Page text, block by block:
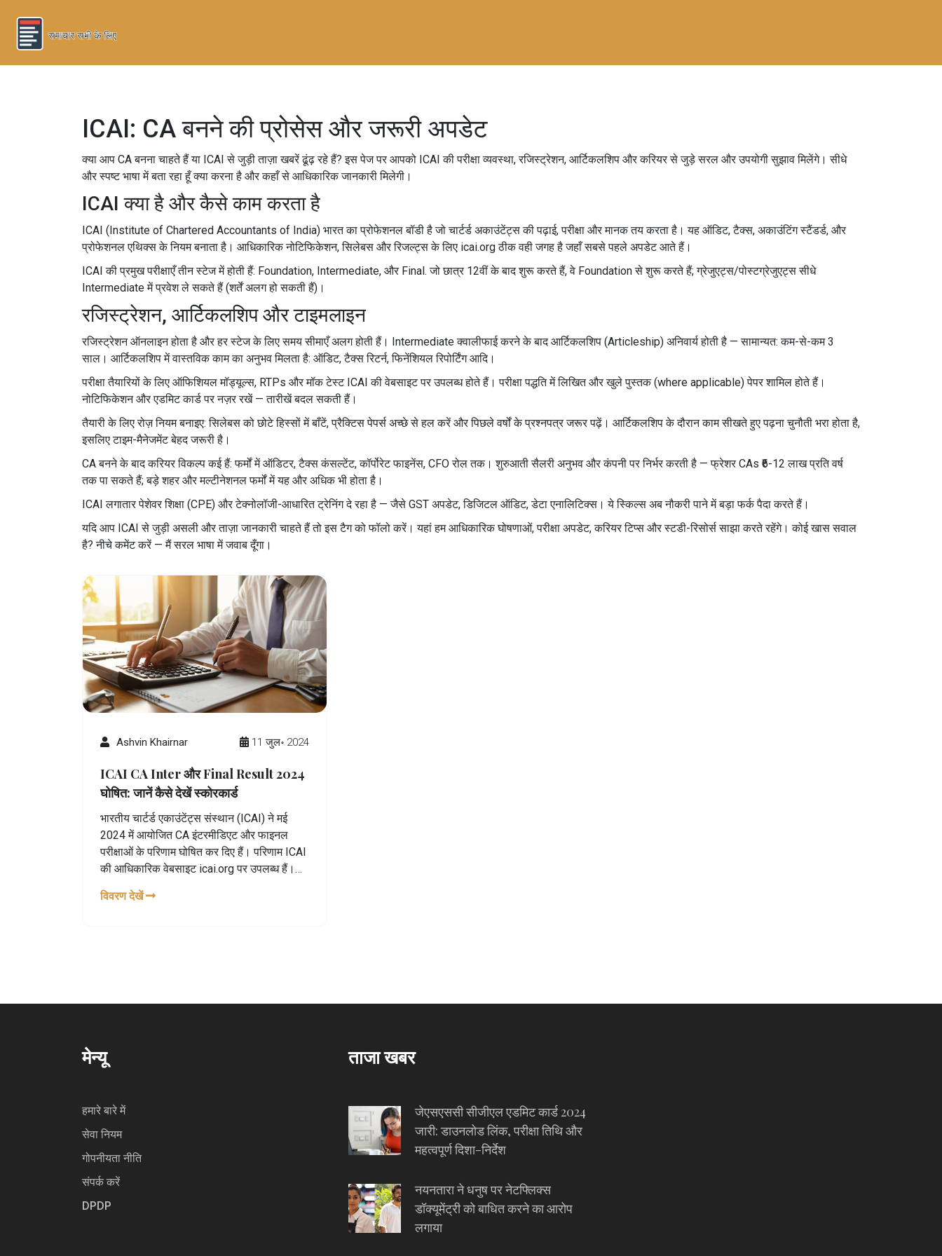
ICAI: CA बनने की प्रोसेस और जरूरी अपडेट
क्या आप CA बनना चाहते हैं या ICAI से जुड़ी ताज़ा खबरें ढूंढ़ रहे हैं? इस पेज पर आपको ICAI की परीक्षा व्यवस्था, रजिस्ट्रेशन, आर्टिकलशिप और करियर से जुड़े सरल और उपयोगी सुझाव मिलेंगे। सीधे
और स्पष्ट भाषा में बता रहा हूँ क्या करना है और कहाँ से आधिकारिक जानकारी मिलेगी।
ICAI क्या है और कैसे काम करता है
ICAI (Institute of Chartered Accountants of India) भारत का प्रोफेशनल बॉडी है जो चार्टर्ड अकाउंटेंट्स की पढ़ाई, परीक्षा और मानक तय करता है। यह ऑडिट, टैक्स, अकाउंटिंग स्टैंडर्ड, और
प्रोफेशनल एथिक्स के नियम बनाता है। आधिकारिक नोटिफिकेशन, सिलेबस और रिजल्ट्स के लिए icai.org ठीक वही जगह है जहाँ सबसे पहले अपडेट आते हैं।
ICAI की प्रमुख परीक्षाएँ तीन स्टेज में होती हैं: Foundation, Intermediate, और Final. जो छात्र 12वीं के बाद शुरू करते हैं, वे Foundation से शुरू करते हैं; ग्रेजुएट्स/पोस्टग्रेजुएट्स सीधे
Intermediate में प्रवेश ले सकते हैं (शर्तें अलग हो सकती हैं)।
रजिस्ट्रेशन, आर्टिकलशिप और टाइमलाइन
रजिस्ट्रेशन ऑनलाइन होता है और हर स्टेज के लिए समय सीमाएँ अलग होती हैं। Intermediate क्वालीफाई करने के बाद आर्टिकलशिप (Articleship) अनिवार्य होती है — सामान्यत: कम-से-कम 3
साल। आर्टिकलशिप में वास्तविक काम का अनुभव मिलता है: ऑडिट, टैक्स रिटर्न, फिनेंशियल रिपोर्टिंग आदि।
परीक्षा तैयारियों के लिए ऑफिशियल मॉड्यूल्स, RTPs और मॉक टेस्ट ICAI की वेबसाइट पर उपलब्ध होते हैं। परीक्षा पद्धति में लिखित और खुले पुस्तक (where applicable) पेपर शामिल होते हैं।
नोटिफिकेशन और एडमिट कार्ड पर नज़र रखें — तारीखें बदल सकती हैं।
तैयारी के लिए रोज़ नियम बनाइए: सिलेबस को छोटे हिस्सों में बाँटें, प्रैक्टिस पेपर्स अच्छे से हल करें और पिछले वर्षों के प्रश्नपत्र जरूर पढ़ें। आर्टिकलशिप के दौरान काम सीखते हुए पढ़ना चुनौती भरा होता है,
इसलिए टाइम-मैनेजमेंट बेहद जरूरी है।
CA बनने के बाद करियर विकल्प कई हैं: फर्मों में ऑडिटर, टैक्स कंसल्टेंट, कॉर्पोरेट फाइनेंस, CFO रोल तक। शुरुआती सैलरी अनुभव और कंपनी पर निर्भर करती है — फ्रेशर CAs ₹6-12 लाख प्रति वर्ष
तक पा सकते हैं; बड़े शहर और मल्टीनेशनल फर्मों में यह और अधिक भी होता है।
ICAI लगातार पेशेवर शिक्षा (CPE) और टेक्नोलॉजी-आधारित ट्रेनिंग दे रहा है — जैसे GST अपडेट, डिजिटल ऑडिट, डेटा एनालिटिक्स। ये स्किल्स अब नौकरी पाने में बड़ा फर्क पैदा करते हैं।
यदि आप ICAI से जुड़ी असली और ताज़ा जानकारी चाहते हैं तो इस टैग को फॉलो करें। यहां हम आधिकारिक घोषणाओं, परीक्षा अपडेट, करियर टिप्स और स्टडी-रिसोर्स साझा करते रहेंगे। कोई खास सवाल
है? नीचे कमेंट करें — मैं सरल भाषा में जवाब दूँगा।
Ashvin Khairnar 11 जुल॰ 2024
ICAI CA Inter और Final Result 2024
घोषित: जानें कैसे देखें स्कोरकार्ड
भारतीय चार्टर्ड एकाउंटेंट्स संस्थान (ICAI) ने मई
2024 में आयोजित CA इंटरमीडिएट और फाइनल
परीक्षाओं के परिणाम घोषित कर दिए हैं। परिणाम ICAI
की आधिकारिक वेबसाइट icai.org पर उपलब्ध हैं।
उम्मीदवारों को रोल नंबर, रजिस्ट्रेशन नंबर या पिन
विवरण देखें
मेन्यू
हमारे बारे में
सेवा नियम
गोपनीयता नीति
संपर्क करें
DPDP
ताजा खबर
जेएसएससी सीजीएल एडमिट कार्ड 2024
जारी: डाउनलोड लिंक, परीक्षा तिथि और
महत्वपूर्ण दिशा-निर्देश
नयनतारा ने धनुष पर नेटफ्लिक्स
डॉक्यूमेंट्री को बाधित करने का आरोप
लगाया